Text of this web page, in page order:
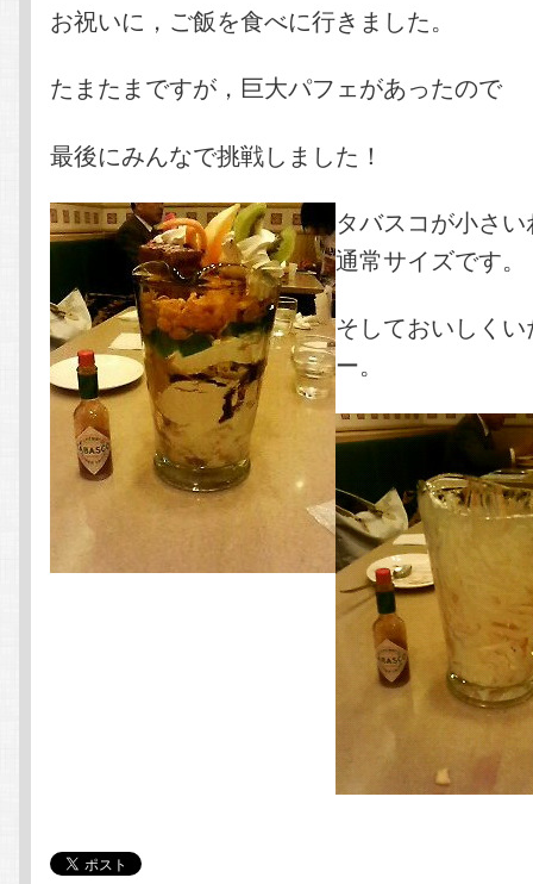
お祝いに，ご飯を食べに行きました。
たまたまですが，巨大パフェがあったので
最後にみんなで挑戦しました！
タバスコが小さ
通常サイズです。
そしておいしく
ー。